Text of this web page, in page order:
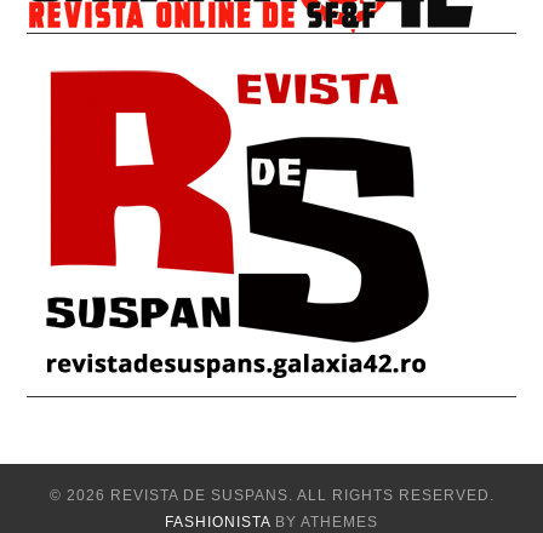
© 2026 REVISTA DE SUSPANS. ALL RIGHTS RESERVED.
FASHIONISTA BY ATHEMES